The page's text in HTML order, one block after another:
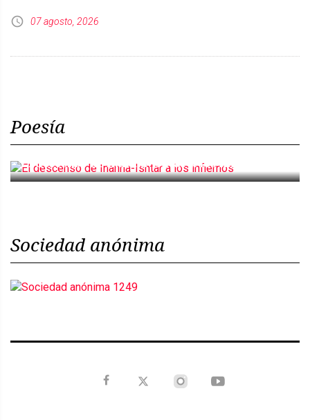
07 agosto, 2026
Poesía
El descenso de Inanna-Ishtar a los infiernos
Sociedad anónima